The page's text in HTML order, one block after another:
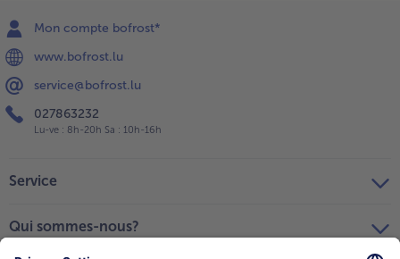
Mon compte bofrost*
www.bofrost.lu
service@bofrost.lu
027863232
Lu-ve : 8h-20h Sa : 10h-16h
Service
Qui sommes-nous?